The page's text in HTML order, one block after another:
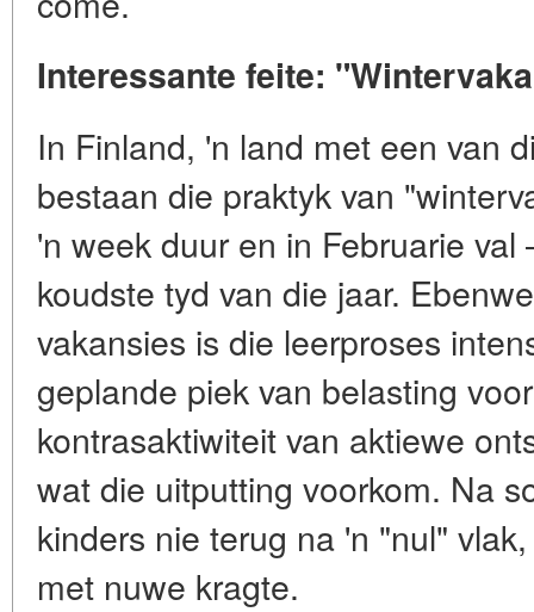
Interessante feite:
In Finland, 'n land met een van
bestaan die praktyk van
'n week duur en in Februarie
koudste tyd van die jaar.
vakansies is die leerproses
geplande piek van belasting
kontrasaktiwiteit van aktiewe
wat die uitputting voorkom. Na
kinders nie terug na 'n "nul"
met nuwe kragte.